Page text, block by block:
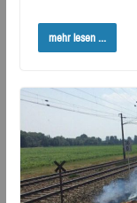
mehr lesen ...